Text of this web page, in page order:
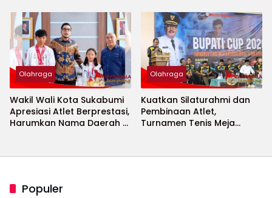
2026 Menguat
Olahraga
Wakil Wali Kota Sukabumi
Apresiasi Atlet Berprestasi,
Harumkan Nama Daerah di
Olahraga
Kuatkan Silaturahmi dan
Pembinaan Atlet,
Turnamen Tenis Meja
Populer